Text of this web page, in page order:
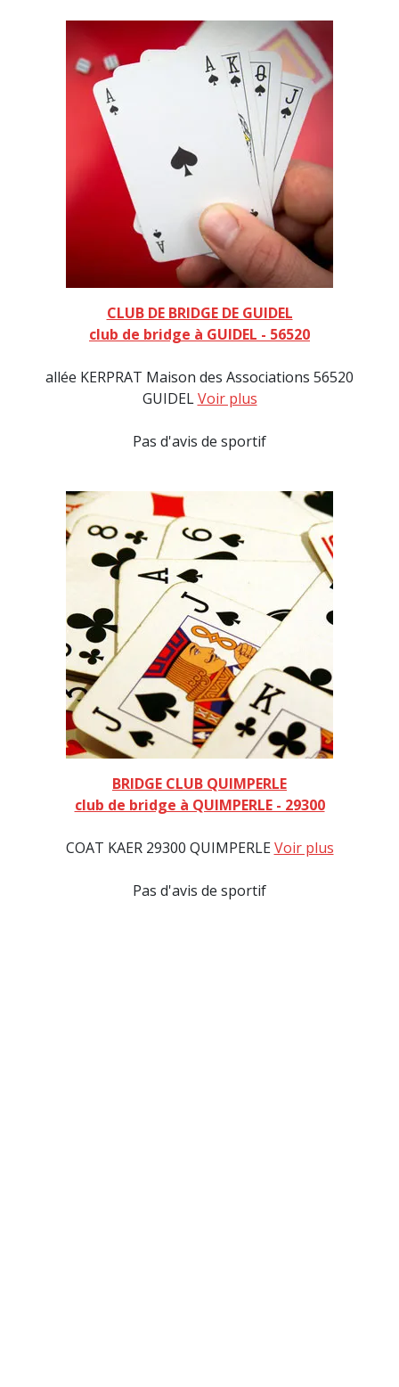
CLUB DE BRIDGE DE GUIDEL
club de bridge à GUIDEL - 56520
allée KERPRAT Maison des Associations 56520
GUIDELVoir plus
Pas d'avis de sportif
BRIDGE CLUB QUIMPERLE
club de bridge à QUIMPERLE - 29300
COAT KAER 29300 QUIMPERLEVoir plus
Pas d'avis de sportif